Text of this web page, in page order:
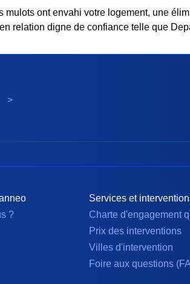
mulots ont envahi votre logement, une
relation digne de confiance telle que
>
?
Services et
Charte d'engagement
Prix des interventions
Villes d'intervention
Foire aux questions